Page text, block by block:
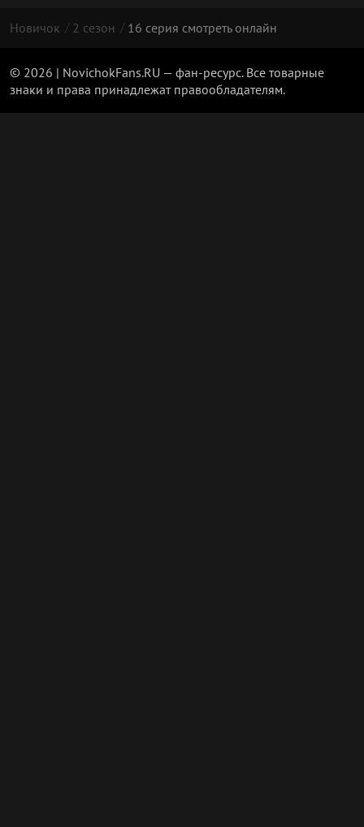
Новичок 2 сезон 16 серия смотреть онлайн
© 2026 | NovichokFans.RU — фан-ресурс. Все товарные
знаки и права принадлежат правообладателям.